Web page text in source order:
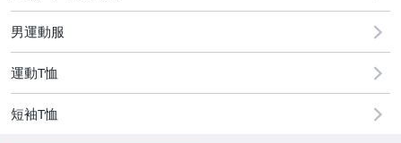
男運動服
運動T恤
短袖T恤